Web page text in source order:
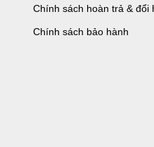
Chính sách hoàn trả & đổi
Chính sách bảo hành